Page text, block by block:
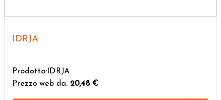
IDRJA
Prodotto:IDRJA
Prezzo web da: 20,48 €